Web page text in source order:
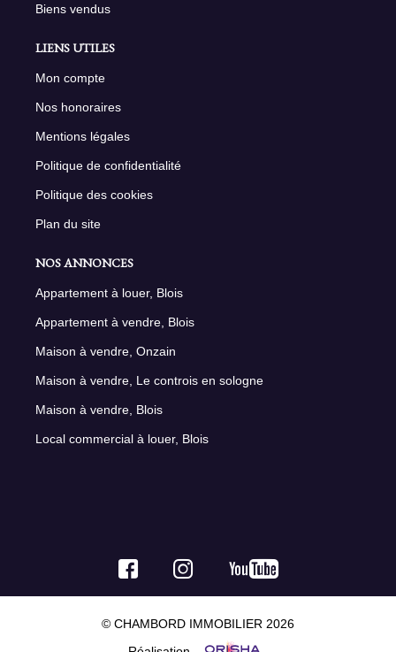
Biens vendus
LIENS UTILES
Mon compte
Nos honoraires
Mentions légales
Politique de confidentialité
Politique des cookies
Plan du site
NOS ANNONCES
Appartement à louer, Blois
Appartement à vendre, Blois
Maison à vendre, Onzain
Maison à vendre, Le controis en sologne
Maison à vendre, Blois
Local commercial à louer, Blois
© CHAMBORD IMMOBILIER 2026